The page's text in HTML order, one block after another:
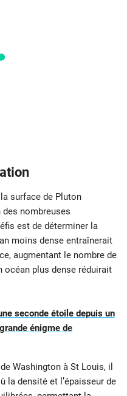
surface de Pluton
nombreuses
est de déterminer la
moins dense entraînerait
augmentant le nombre de
océan plus dense réduirait
seconde étoile depuis un
énigme de
Washington à St Louis, il
la densité et l’épaisseur de